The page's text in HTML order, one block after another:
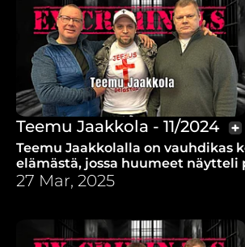
Teemu Jaakkola - 11/2024
Teemu Jaakkolalla on vauhdikas
elämästä, jossa huumeet näytteli
öin.
27 Mar, 2025